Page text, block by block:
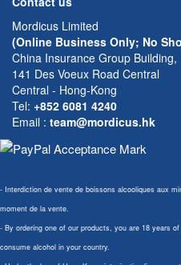
Mordicus Limited
(Online Business Only; No
China Insurance Group Building,
141 Des Voeux Road Central
Central - Hong-Kong
Tel: +852 6081 4240
Email : team@mordicus.hk
- Interdiction de vente de boissons alcooliques aux
moment de la vente.
- By ordering one of our products, you are 18 years
consume alcohol in your country.